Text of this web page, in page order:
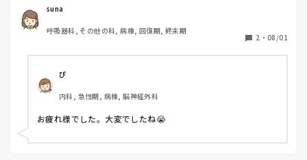
一人はひどいことをいい、手伝わずさっていきました。
トイレご部屋を歩き回り、部屋から出ようと静止拒薬で、薬
を投げつける。
横にして別患者のモーニングケアをしてたらセンサーがな
りきた人が「センサーならしたらみんなきちゃうでしょ。」
って、私が悪いようにいわれました。胴セグしたくても柵を
強く握り身体のいちをなおすこともできず、日勤者なのに、
時間だから変わる概念ないんだなって思いました。脱水でが
ぶ飲みでした。夜勤のペアもようやく９時40分に声をかけて
もらいましたが、時間もよくわからかい部屋。
手が欲しいといっても、無視。
suna
呼吸器科, その他の科, 病棟, 回復期, 終末期
2 ・ 08/01
ぴ
内科, 急性期, 病棟, 脳神経外科
お疲れ様でした。大変でしたね😭